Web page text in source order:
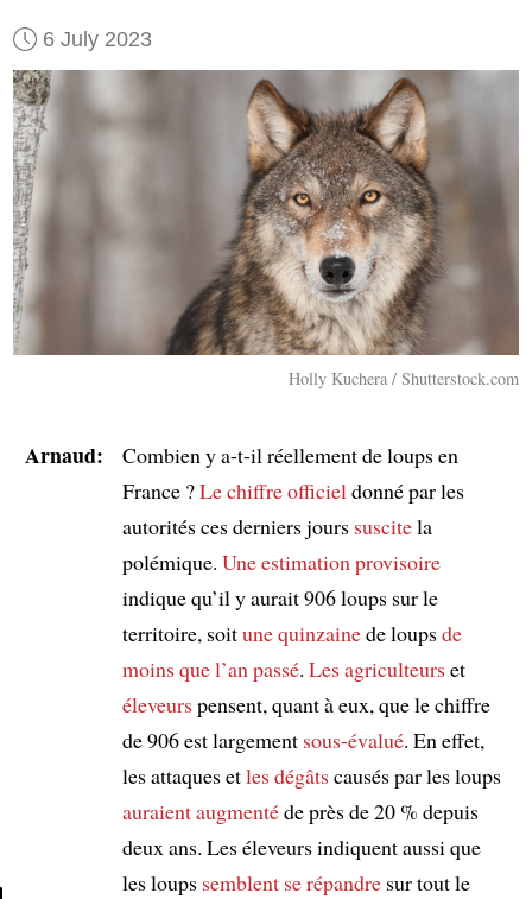
6 July 2023
Holly Kuchera / Shutterstock.com
Arnaud:
Combien y a-t-il réellement de loups en
France ?Le chiffre officiel donné par les
autorités ces derniers jours suscitela
polémique. Une estimation provisoire
indique qu’il y aurait 906 loups sur le
territoire, soitune quinzainede loupsde
moins que l’an passé. Les agriculteurset
éleveurspensent, quant à eux, que le chiffre
de 906 est largement sous-évalué. En effet,
les attaques etles dégâtscausés par les loups
auraient augmentéde près de 20 % depuis
deux ans. Les éleveurs indiquent aussi que
les loups semblent se répandresur tout le